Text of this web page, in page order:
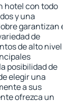
hotel con todo
y una
garantizan
de
de alto nivel
posibilidad de
elegir una
a sus
ofrezca un